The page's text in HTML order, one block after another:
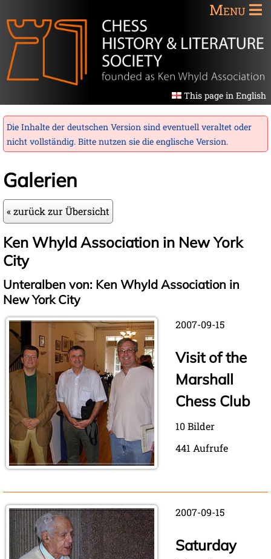
Menu
This page in English
Die Inhalte der deutschen Version sind eventuell veraltet oder
nicht vollständig. Bitte nutzen sie die englische Version.
Galerien
« zurück zur Übersicht
Ken Whyld Association in New York
City
Unteralben von: Ken Whyld Association in
New York City
2007-09-15
Visit of the
Marshall
Chess Club
10 Bilder
441 Aufrufe
2007-09-15
Saturday